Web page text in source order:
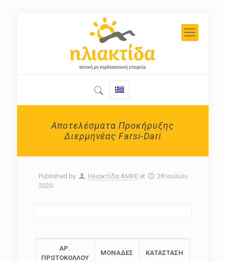
Αποτελέσματα Προκήρυξης
Διερμηνέας Farsi-Dari
Published by Ηλιακτίδα ΑΜΚΕ at
28 Ιουλίου
2020
ΑΡ.
ΠΡΩΤΟΚΟΛΛΟΥ
ΜΟΝΑΔΕΣ ΚΑΤΑΣΤΑΣΗ